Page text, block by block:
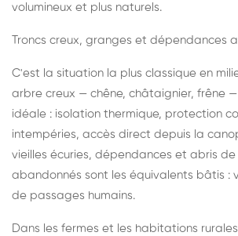
volumineux et plus naturels.
Troncs creux, granges et dépendances
C'est la situation la plus classique en
arbre creux — chêne, châtaignier, frêne
idéale : isolation thermique, protection
intempéries, accès direct depuis la
vieilles écuries, dépendances et abris de
abandonnés sont les équivalents bâtis :
de passages humains.
Dans les fermes et les habitations